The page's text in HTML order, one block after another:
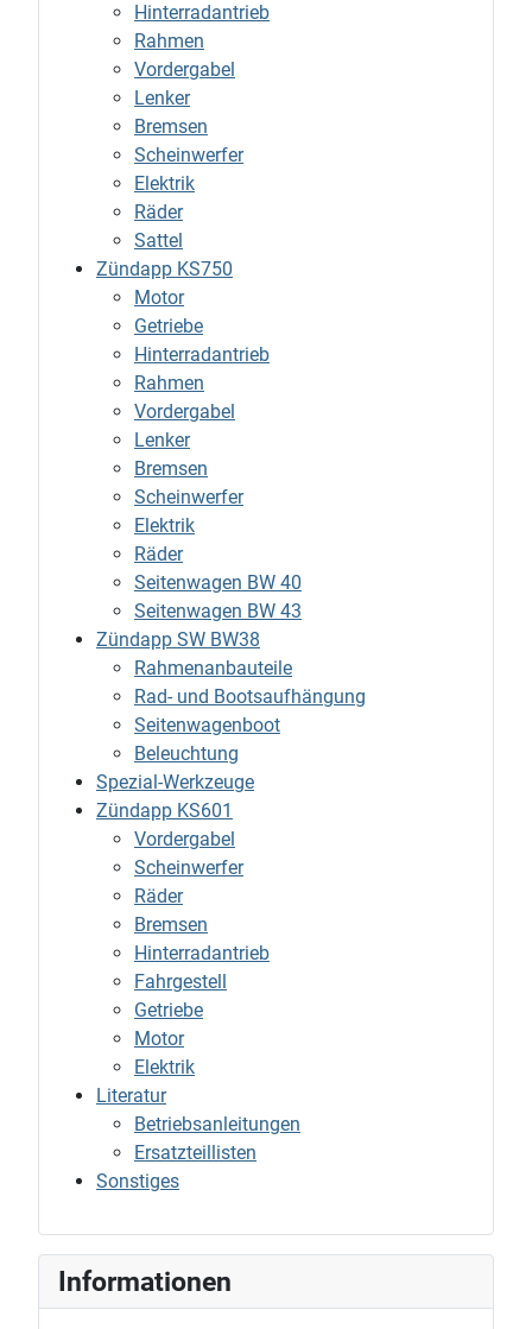
Hinterradantrieb
Rahmen
Vordergabel
Lenker
Bremsen
Scheinwerfer
Elektrik
Räder
Sattel
Zündapp KS750
Motor
Getriebe
Hinterradantrieb
Rahmen
Vordergabel
Lenker
Bremsen
Scheinwerfer
Elektrik
Räder
Seitenwagen BW 40
Seitenwagen BW 43
Zündapp SW BW38
Rahmenanbauteile
Rad- und Bootsaufhängung
Seitenwagenboot
Beleuchtung
Spezial-Werkzeuge
Zündapp KS601
Vordergabel
Scheinwerfer
Räder
Bremsen
Hinterradantrieb
Fahrgestell
Getriebe
Motor
Elektrik
Literatur
Betriebsanleitungen
Ersatzteillisten
Sonstiges
Informationen